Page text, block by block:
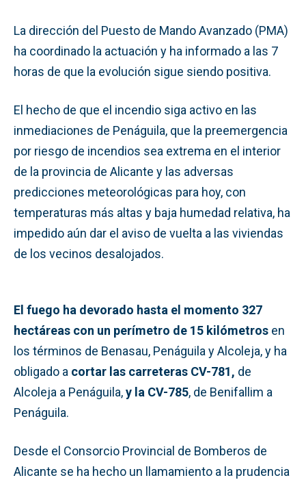
La dirección del Puesto de Mando Avanzado (PMA)
ha coordinado la actuación y ha informado a las 7
horas de que la evolución sigue siendo positiva.
El hecho de que el incendio siga activo en las
inmediaciones de Penáguila, que la preemergencia
por riesgo de incendios sea extrema en el interior
de la provincia de Alicante y las adversas
predicciones meteorológicas para hoy, con
temperaturas más altas y baja humedad relativa, ha
impedido aún dar el aviso de vuelta a las viviendas
de los vecinos desalojados.
El fuego ha devorado hasta el momento 327
hectáreas con un perímetro de 15 kilómetros en
los términos de Benasau, Penáguila y Alcoleja, y ha
obligado a cortar las carreteras CV-781, de
Alcoleja a Penáguila,y la CV-785, de Benifallim a
Penáguila.
Desde el Consorcio Provincial de Bomberos de
Alicante se ha hecho un llamamiento a la prudencia